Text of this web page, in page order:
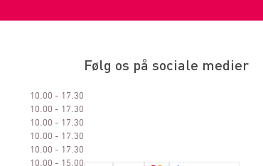
10.00 - 17.30
10.00 - 17.30
10.00 - 17.30
10.00 - 17.30
10.00 - 17.30
10.00 - 15.00
Følg os på sociale medier